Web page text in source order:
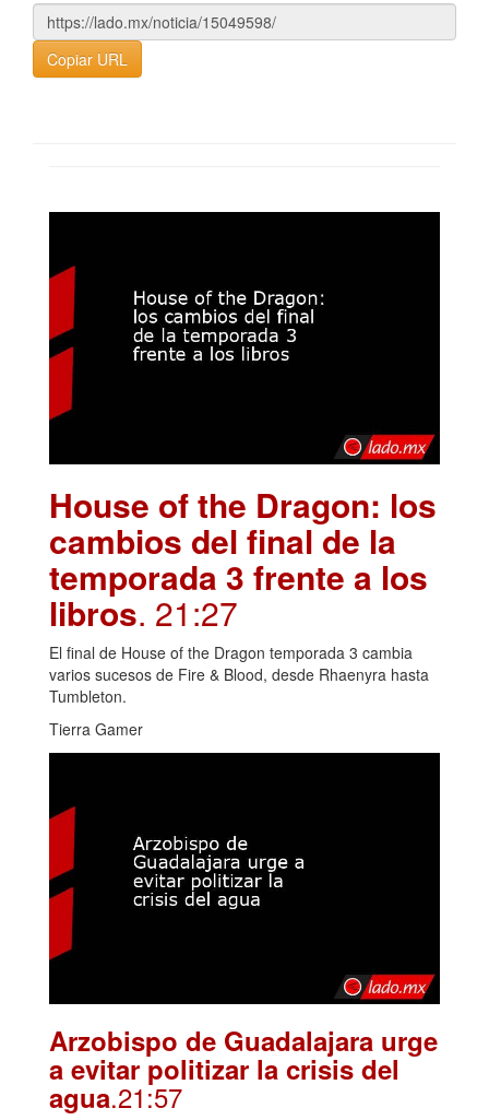
Copiar URL
House of the Dragon: los
cambios del final de la
temporada 3 frente a los
libros. 21:27
El final de House of the Dragon temporada 3 cambia
varios sucesos de Fire & Blood, desde Rhaenyra hasta
Tumbleton.
Tierra Gamer
Arzobispo de Guadalajara urge
a evitar politizar la crisis del
agua.21:57